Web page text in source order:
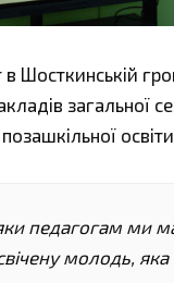
в Шосткинській
загальної
педагогам ми
молодь,